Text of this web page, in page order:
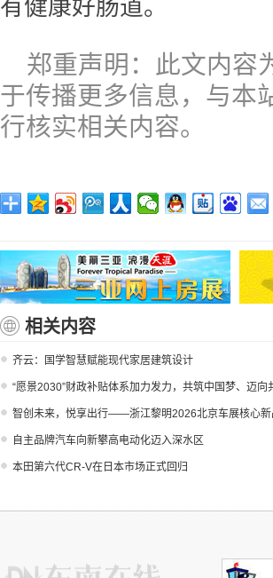
有健康好肠道。
郑重声明：此文内容
于传播更多信息，与本
行核实相关内容。
相关内容
齐云：国学智慧赋能现代家居建筑设计
“愿景2030”财政补贴体系加力发力，共筑中国梦、迈向
智创未来，悦享出行——浙江黎明2026北京车展核心新
自主品牌汽车向新攀高电动化迈入深水区
本田第六代CR-V在日本市场正式回归